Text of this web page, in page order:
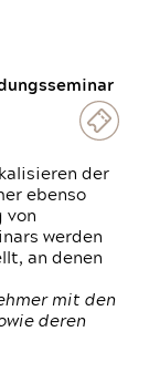
der
ebenso
von
werden
an denen
mit den
deren